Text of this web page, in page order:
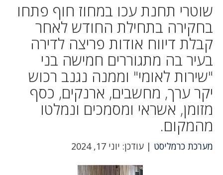
שוטרי תחנת עכו במחוז חוף פתחו
בחקירה בתחילת החודש לאחר
קבלת דיווח אודות פריצה לדירה
בעיר בה מתגוררים חמישה בני
"שירות לאומי" וממנה נגנב רכוש
יקר ערך, מחשבים, ארנקים, כסף
מזומן, אשראי ומסמכים ונמלטו
מהמקום.
מערכת כרמליסט | עודכן: יוני 17, 2024